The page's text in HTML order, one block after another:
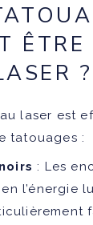
?
laser est
tatouages :
: Les
l’énergie